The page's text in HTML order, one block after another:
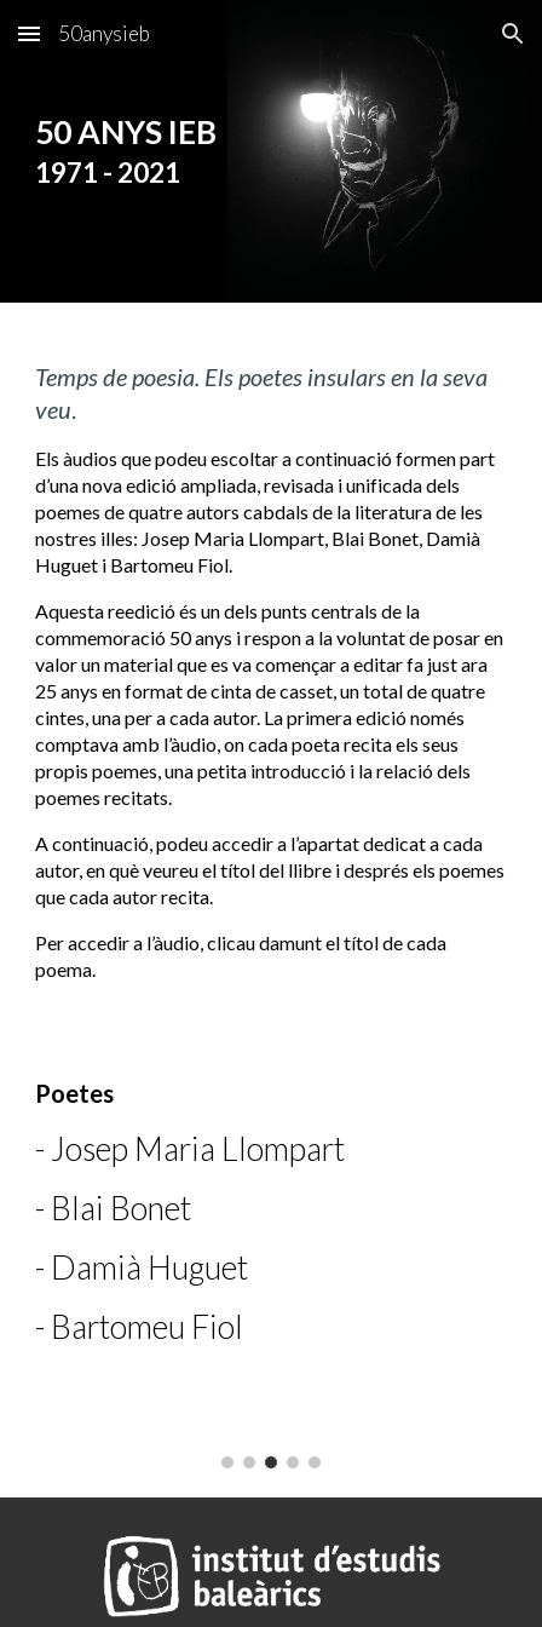
Skip to main content Skip to navigation
50anysieb
50 ANYS IEB
1971 - 2021
Temps de poesia. Els poetes insulars en la seva
veu.
Els àudios que podeu escoltar a continuació formen part
d’una nova edició ampliada, revisada i unificada dels
poemes de quatre autors cabdals de la literatura de les
nostres illes: Josep Maria Llompart, Blai Bonet, Damià
Huguet i Bartomeu Fiol.
Aquesta reedició és un dels punts centrals de la
commemoració 50 anys i respon a la voluntat de posar en
valor un material que es va començar a editar fa just ara
25 anys en format de cinta de casset, un total de quatre
cintes, una per a cada autor. La primera edició només
comptava amb l’àudio, on cada poeta recita els seus
propis poemes, una petita introducció i la relació dels
poemes recitats.
A continuació, podeu accedir a l’apartat dedicat a cada
autor, en què veureu el títol del llibre i després els poemes
que cada autor recita.
Per accedir a l’àudio, clicau damunt el títol de cada
poema.
Poetes
- Josep Maria Llompart
- Blai Bonet
- Damià Huguet
- Bartomeu Fiol